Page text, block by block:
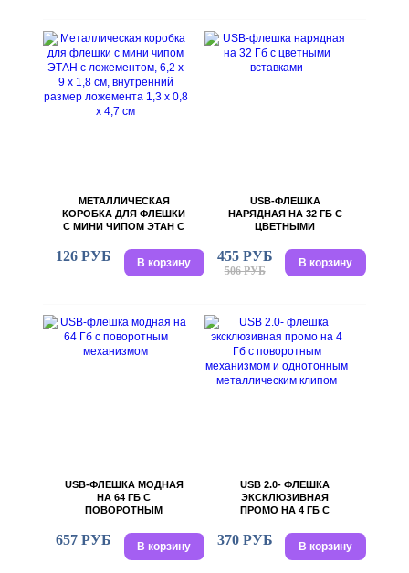
МЕТАЛЛИЧЕСКАЯ
КОРОБКА ДЛЯ ФЛЕШКИ
С МИНИ ЧИПОМ ЭТАН С
1,8 СМ, ВНУТРЕННИЙ
РАЗМЕР ЛОЖЕМЕНТА
1,3 Х 0,8 Х 4,7 СМ
126 РУБ В корзину
USB-ФЛЕШКА
НАРЯДНАЯ НА 32 ГБ С
ЦВЕТНЫМИ
455 РУБ
506 РУБ
В корзину
USB-ФЛЕШКА МОДНАЯ
НА 64 ГБ С
ПОВОРОТНЫМ
657 РУБ В корзину
USB 2.0- ФЛЕШКА
ЭКСКЛЮЗИВНАЯ
ПРОМО НА 4 ГБ С
МЕХАНИЗМОМ И
ОДНОТОННЫМ
МЕТАЛЛИЧЕСКИМ
370 РУБ В корзину